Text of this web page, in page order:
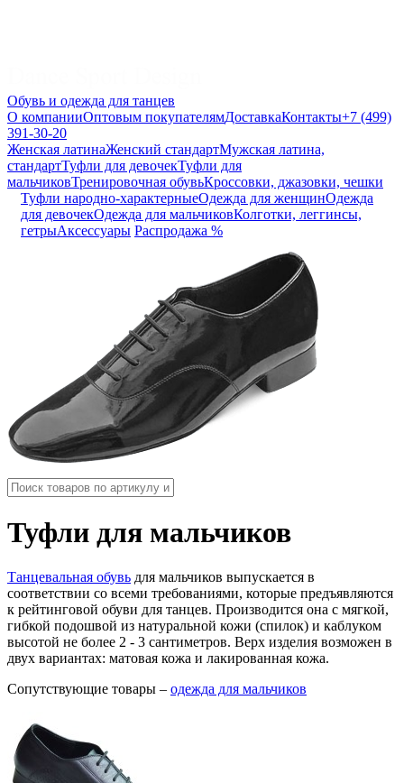
Обувь и одежда для танцев
О компанииОптовым покупателямДоставкаКонтакты+7 (499)
391-30-20
Женская латинаЖенский стандартМужская латина,
стандартТуфли для девочекТуфли для
мальчиковТренировочная обувьКроссовки, джазовки, чешки
Туфли народно-характерныеОдежда для женщинОдежда
для девочекОдежда для мальчиковКолготки, леггинсы,
гетрыАксессуары Распродажа %
Туфли для мальчиков
Танцевальная обувь для мальчиков выпускается в
соответствии со всеми требованиями, которые предъявляются
к рейтинговой обуви для танцев. Производится она с мягкой,
гибкой подошвой из натуральной кожи (спилок) и каблуком
высотой не более 2 - 3 сантиметров. Верх изделия возможен в
двух вариантах: матовая кожа и лакированная кожа.
Сопутствующие товары – одежда для мальчиков